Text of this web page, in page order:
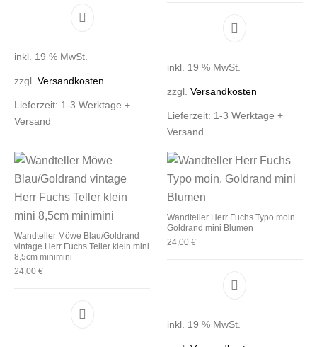
inkl. 19 % MwSt.
zzgl.Versandkosten
Lieferzeit: 1-3 Werktage +
Versand
inkl. 19 % MwSt.
zzgl. Versandkosten
Lieferzeit: 1-3 Werktage +
Versand
Wandteller Möwe Blau/Goldrand
vintage Herr Fuchs Teller klein mini
8,5cm minimini
24,00€
Wandteller Herr Fuchs Typo moin.
Goldrand mini Blumen
24,00 €
inkl. 19 % MwSt.